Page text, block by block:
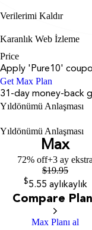
Verilerimi Kaldır
Karanlık Web İzleme
Price
Apply ' Pure10'
Get Max Plan
31-day money-back
Yıldönümü Anlaşması
Yıldönümü Anlaşması
Max
72% off+3 ay ekstra
$19.95
$5.55 aylıkaylık
Compare
Max Planı al